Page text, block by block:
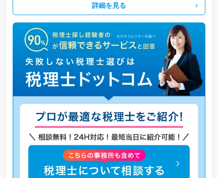
詳細を見る